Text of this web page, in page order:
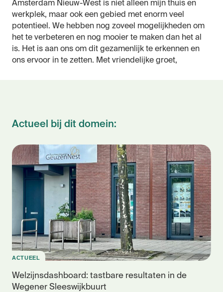
Amsterdam Nieuw-West is niet alleen mijn thuis en
werkplek, maar ook een gebied met enorm veel
potentieel. We hebben nog zoveel mogelijkheden om
het te verbeteren en nog mooier te maken dan het al
is. Het is aan ons om dit gezamenlijk te erkennen en
ons ervoor in te zetten. Met vriendelijke groet,
Actueel bij dit domein:
ACTUEEL
Welzijnsdashboard: tastbare resultaten in de
Wegener Sleeswijkbuurt